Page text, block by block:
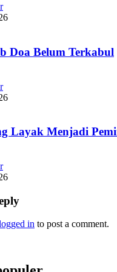
Doa Belum Terkabul
Layak Menjadi
in to post a comment.